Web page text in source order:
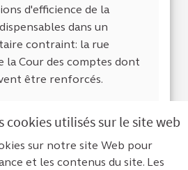
cookies utilisés sur le site web
sur notre site Web pour
et les contenus du site. Les
d'efficience de la
dans un
contraint: la rue
la Cour des comptes dont
être renforcés.
Je suis
2 Je ne suis
0